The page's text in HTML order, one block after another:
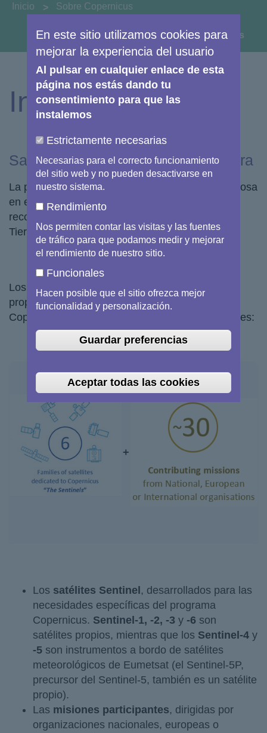
You are here:
Inicio Sobre Copernicus
View image information & credits
Infraestructura
Satélites de observación de la Tierra
La prestación de los servicios de Copernicus reposa
en el tratamiento de los datos medioambientales
recogidos por los satélites de observación de la
Tierra y lossensores in situ .
Los satélites de observación de la Tierra que
proporcionan los datos para los servicios de
Copernicus se reparten en dos grupos de misiones:
+
Los satélites Sentinel , desarrollados para las
necesidades específicas del programa
Copernicus. Sentinel-1, -2, -3 y -6 son
satélites propios, mientras que los Sentinel-4 y
-5 son instrumentos a bordo de satélites
meteorológicos de Eumetsat (el Sentinel-5P,
precursor del Sentinel-5, también es un satélite
propio).
Las misiones participantes, dirigidas por
organizaciones nacionales, europeas o
En este sitio utilizamos cookies para
mejorar la experiencia del usuario
Al pulsar en cualquier enlace de esta
página nos estás dando tu
consentimiento para que las
instalemos
Estrictamente necesarias
Necesarias para el correcto funcionamiento
del sitio web y no pueden desactivarse en
nuestro sistema.
Rendimiento
Nos permiten contar las visitas y las fuentes
de tráfico para que podamos medir y mejorar
el rendimiento de nuestro sitio.
Funcionales
Hacen posible que el sitio ofrezca mejor
funcionalidad y personalización.
Guardar preferencias
Aceptar todas las cookies